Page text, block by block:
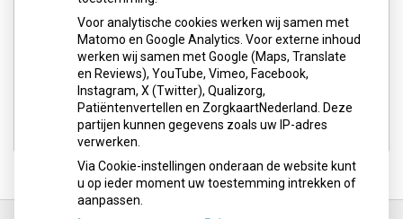
Voor analytische cookies werken wij samen met
Matomo en Google Analytics. Voor externe inhoud
werken wij samen met Google (Maps, Translate
en Reviews), YouTube, Vimeo, Facebook,
Instagram, X (Twitter), Qualizorg,
Patiëntenvertellen en ZorgkaartNederland. Deze
partijen kunnen gegevens zoals uw IP-adres
verwerken.
Via Cookie-instellingen onderaan de website kunt
u op ieder moment uw toestemming intrekken of
aanpassen.